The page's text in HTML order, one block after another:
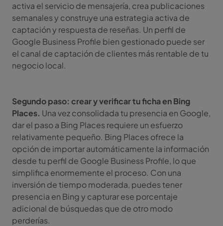
activa el servicio de mensajería, crea publicaciones
semanales y construye una estrategia activa de
captación y respuesta de reseñas. Un perfil de
Google Business Profile bien gestionado puede ser
el canal de captación de clientes más rentable de tu
negocio local.
Segundo paso: crear y verificar tu ficha en Bing
Places. Una vez consolidada tu presencia en Google,
dar el paso a Bing Places requiere un esfuerzo
relativamente pequeño. Bing Places ofrece la
opción de importar automáticamente la información
desde tu perfil de Google Business Profile, lo que
simplifica enormemente el proceso. Con una
inversión de tiempo moderada, puedes tener
presencia en Bing y capturar ese porcentaje
adicional de búsquedas que de otro modo
perderías.